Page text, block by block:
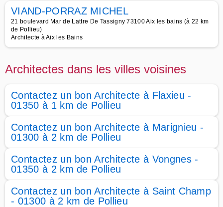
VIAND-PORRAZ MICHEL
21 boulevard Mar de Lattre De Tassigny 73100 Aix les bains (à 22 km
de Pollieu)
Architecte à Aix les Bains
Architectes dans les villes voisines
Contactez un bon Architecte à Flaxieu -
01350 à 1 km de Pollieu
Contactez un bon Architecte à Marignieu -
01300 à 2 km de Pollieu
Contactez un bon Architecte à Vongnes -
01350 à 2 km de Pollieu
Contactez un bon Architecte à Saint Champ
- 01300 à 2 km de Pollieu